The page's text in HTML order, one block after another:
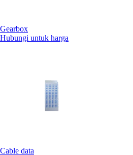
Gearbox
Hubungi untuk harga
Cable data